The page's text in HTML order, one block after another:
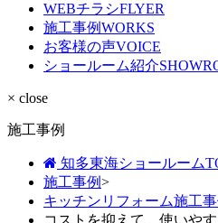
WEBチラシFLYER
施工事例WORKS
お客様の声VOICE
ショールーム紹介
× close
施工事例
知多東海ショールーム
施工事例>
キッチンリフォーム施工
コストを抑えて、使いや